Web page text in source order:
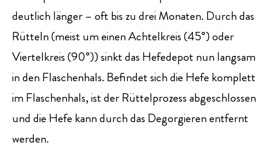
deutlich länger – oft bis zu drei Monaten. Durch das
Rütteln (meist um einen Achtelkreis (45°) oder
Viertelkreis (90°)) sinkt das Hefedepot nun langsam
in den Flaschenhals. Befindet sich die Hefe komplett
im Flaschenhals, ist der Rüttelprozess abgeschlossen
und die Hefe kann durch das Degorgieren entfernt
werden.